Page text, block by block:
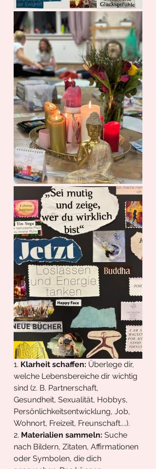
1. Klarheit schaffen: Überlege dir,
welche Lebensbereiche dir wichtig
sind (z. B. Partnerschaft,
Gesundheit, Sexualität, Hobbys,
Persönlichkeitsentwicklung, Job,
Wohnort, Freizeit, Freunschaft....).
2. Materialien sammeln: Suche
nach Bildern, Zitaten, Affirmationen
oder Symbolen, die dich